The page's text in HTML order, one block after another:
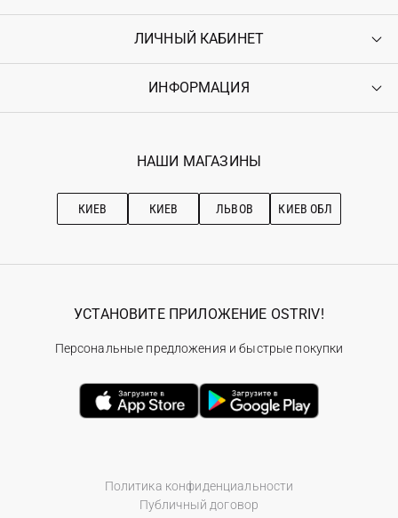
Контакты
Возврат
Гарантия
ЛИЧНЫЙ КАБИНЕТ
Войти
Ostriv Club+
ИНФОРМАЦИЯ
Наши магазини
Рекомендации по уходу
НАШИ МАГАЗИНЫ
КИЕВ КИЕВ ЛЬВОВ КИЕВ ОБЛ
Политика конфиденциальности
Публичный договор
УСТАНОВИТЕ ПРИЛОЖЕНИЕ OSTRIV!
Персональные предложения и быстрые покупки